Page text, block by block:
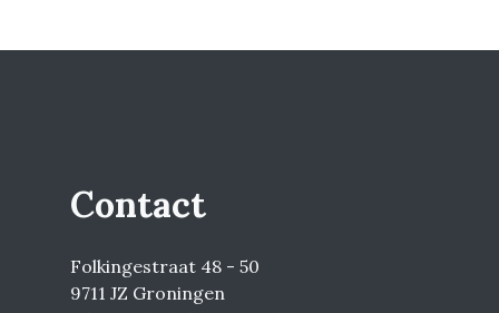
Contact
Folkingestraat 48 - 50
9711 JZ Groningen